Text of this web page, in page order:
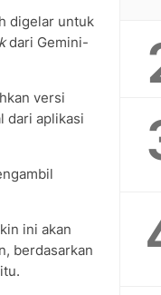
digelar untuk
dari Gemini-
versi
dari aplikasi
ini akan
berdasarkan